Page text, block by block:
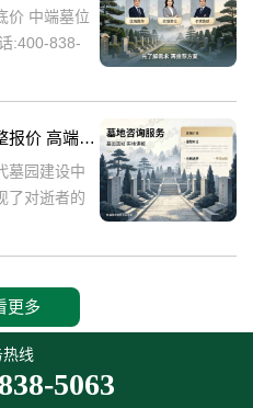
价 中端墓位
:400-838-
上著名的皇
清东陵万佛园景观艺术墓碑完整报价 高端墓型大额直降活动详解
墓园建设中
了对逝者的
承。本文
更多
线
5063